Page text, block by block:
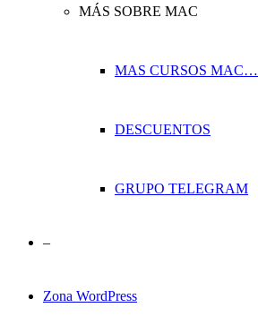
MÁS SOBRE MAC
MAS CURSOS MAC…
DESCUENTOS
GRUPO TELEGRAM
–
Zona WordPress